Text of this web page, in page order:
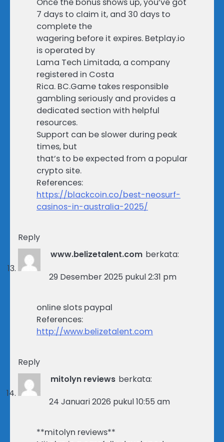
7 days to claim it, and 30 days to
complete the
wagering before it expires. Betplay.io
is operated by
Lama Tech Limitada, a company
registered in Costa
Rica. BC.Game takes responsible
gambling seriously and provides a
dedicated section with helpful
resources.
Support can be slower during peak
times, but
that’s to be expected from a popular
crypto site.
References:
https://blackcoin.co/best-neosurf-
casinos-in-australia-2025/
Reply
www.belizetalent.com berkata:
29 Desember 2025 pukul 2:31 pm
online slots paypal
References:
http://www.belizetalent.com
Reply
mitolyn reviews berkata:
24 Januari 2026 pukul 10:55 am
**mitolyn reviews**